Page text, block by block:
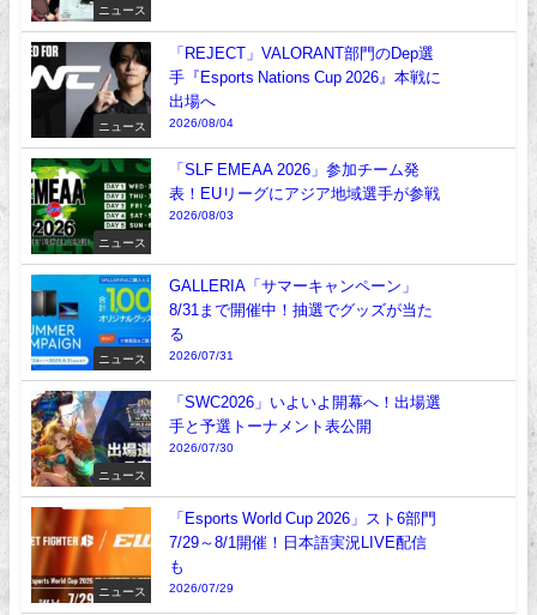
ニュース
ニュース
「REJECT」VALORANT部門のDep選
手『Esports Nations Cup 2026』本戦に
出場へ
2026/08/04
ニュース
「SLF EMEAA 2026」参加チーム発
表！EUリーグにアジア地域選手が参戦
2026/08/03
ニュース
GALLERIA「サマーキャンペーン」
8/31まで開催中！抽選でグッズが当た
る
2026/07/31
ニュース
「SWC2026」いよいよ開幕へ！出場選
手と予選トーナメント表公開
2026/07/30
ニュース
「Esports World Cup 2026」スト6部門
7/29～8/1開催！日本語実況LIVE配信
も
2026/07/29